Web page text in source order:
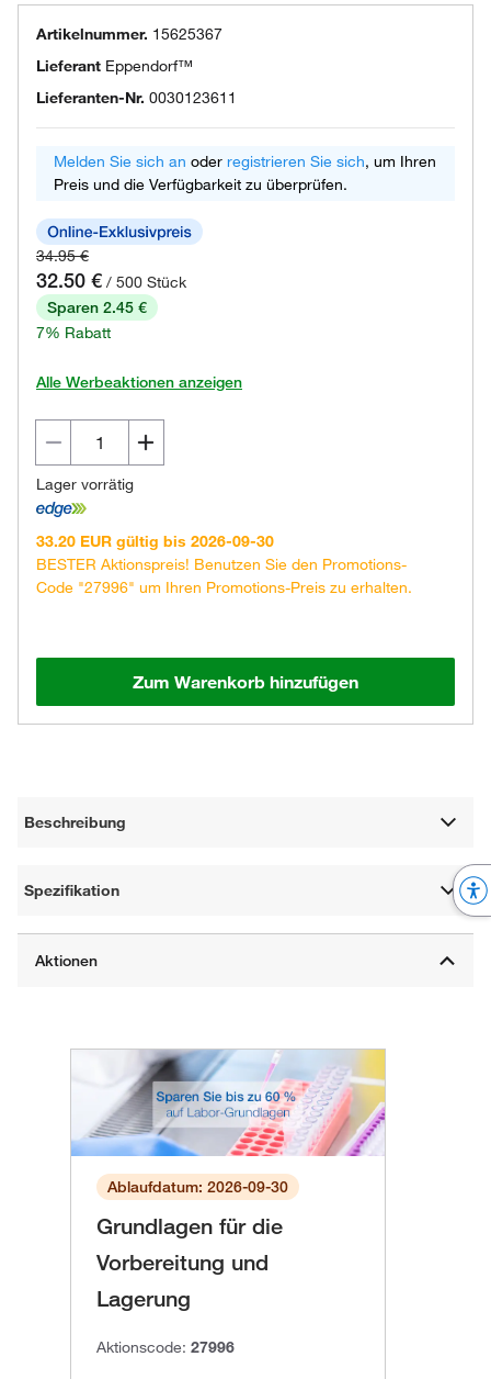
Artikelnummer. 15625367
Lieferant Eppendorf™
Lieferanten-Nr. 0030123611
Melden Sie sich an oder registrieren Sie sich, um Ihren
Preis und die Verfügbarkeit zu überprüfen.
34.95 €
32.50 € / 500 Stück
Sparen 2.45 €
7% Rabatt
Alle Werbeaktionen anzeigen
Lager vorrätig
33.20 EUR gültig bis 2026-09-30
BESTER Aktionspreis! Benutzen Sie den Promotions-
Code "27996" um Ihren Promotions-Preis zu erhalten.
Zum Warenkorb hinzufügen
Beschreibung
Spezifikation
Ablaufdatum: 2026-09-30
Grundlagen für die
Vorbereitung und
Lagerung
Aktionscode: 27996